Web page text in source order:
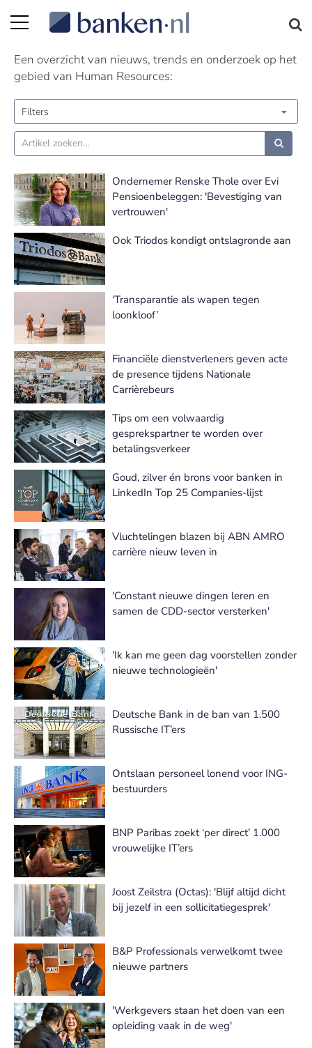
Human Resources nieuws | Pagina 5
Een overzicht van nieuws, trends en onderzoek op het
gebied van Human Resources:
Filters
Ondernemer Renske Thole over Evi
Pensioenbeleggen: 'Bevestiging van
vertrouwen'
Ook Triodos kondigt ontslagronde aan
‘Transparantie als wapen tegen
loonkloof’
Financiële dienstverleners geven acte
de presence tijdens Nationale
Carrièrebeurs
Tips om een volwaardig
gesprekspartner te worden over
betalingsverkeer
Goud, zilver én brons voor banken in
LinkedIn Top 25 Companies-lijst
Vluchtelingen blazen bij ABN AMRO
carrière nieuw leven in
'Constant nieuwe dingen leren en
samen de CDD-sector versterken'
'Ik kan me geen dag voorstellen zonder
nieuwe technologieën'
Deutsche Bank in de ban van 1.500
Russische IT’ers
Ontslaan personeel lonend voor ING-
bestuurders
BNP Paribas zoekt ‘per direct’ 1.000
vrouwelijke IT’ers
Joost Zeilstra (Octas): 'Blijf altijd dicht
bij jezelf in een sollicitatiegesprek'
B&P Professionals verwelkomt twee
nieuwe partners
'Werkgevers staan het doen van een
opleiding vaak in de weg'